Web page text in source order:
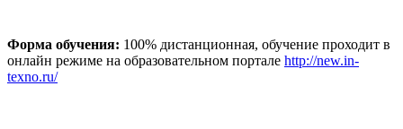
Форма обучения: 100% дистанционная, обучение проходит в
онлайн режиме на образовательном портале http://new.in-
texno.ru/